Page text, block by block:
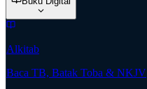
Alkitab
Baca TB, Batak Toba & NKJV